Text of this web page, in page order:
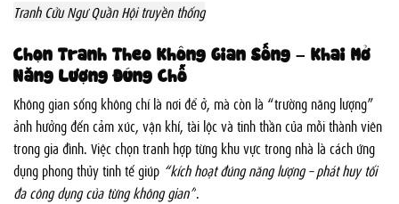
Tranh Cửu Ngư Quần Hội truyền thống
Chọn Tranh Theo Không Gian Sống – Khai Mở
Năng Lượng Đúng Chỗ
Không gian sống không chỉ là nơi để ở, mà còn là “trường năng lượng”
ảnh hưởng đến cảm xúc, vận khí, tài lộc và tinh thần của mỗi thành viên
trong gia đình. Việc chọn tranh hợp từng khu vực trong nhà là cách ứng
dụng phong thủy tinh tế giúp “kích hoạt đúng năng lượng – phát huy tối
đa công dụng của từng không gian”.